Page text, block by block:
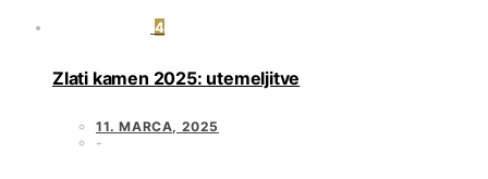
4
Zlati kamen 2025: utemeljitve
11. MARCA, 2025